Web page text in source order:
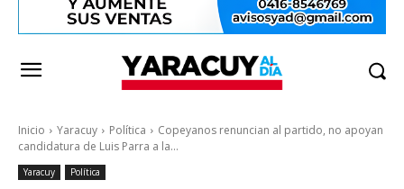
Inicio Yaracuy Política
Copeyanos renuncian al partido, no apoyan
candidatura de Luis Parra a la...
Yaracuy Política